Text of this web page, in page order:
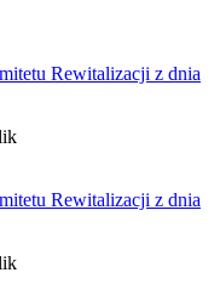
Rewitalizacji z dnia
Rewitalizacji z dnia